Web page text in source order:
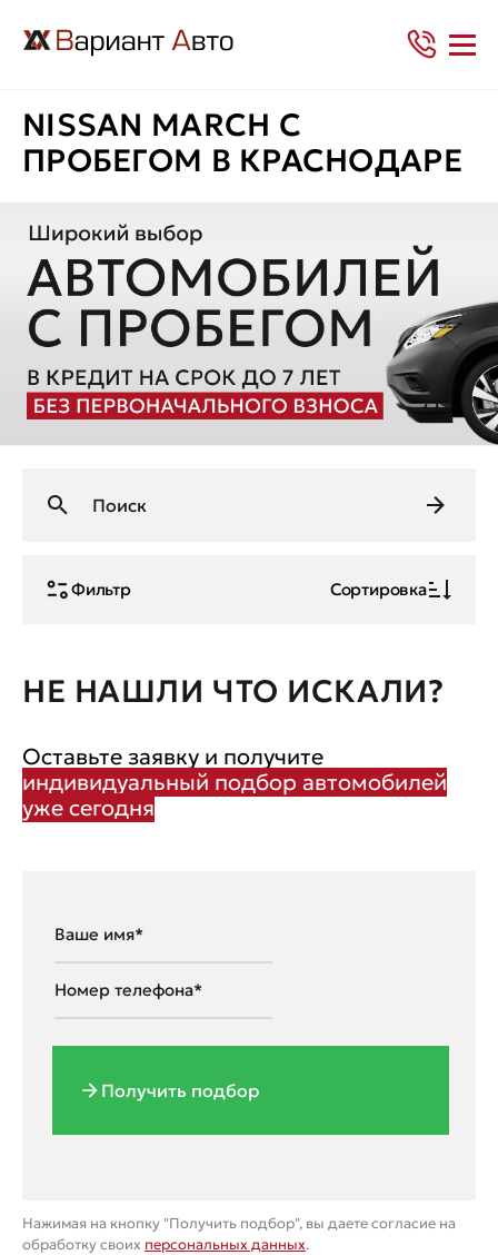
NISSAN MARCH С
ПРОБЕГОМ В КРАСНОДАРЕ
Фильтр Сортировка
НЕ НАШЛИ ЧТО ИСКАЛИ?
Оставьте заявку и получите
индивидуальный подбор автомобилей
уже сегодня
Получить подбор
Нажимая на кнопку "Получить подбор", вы даете согласие на
обработку своих персональных данных.